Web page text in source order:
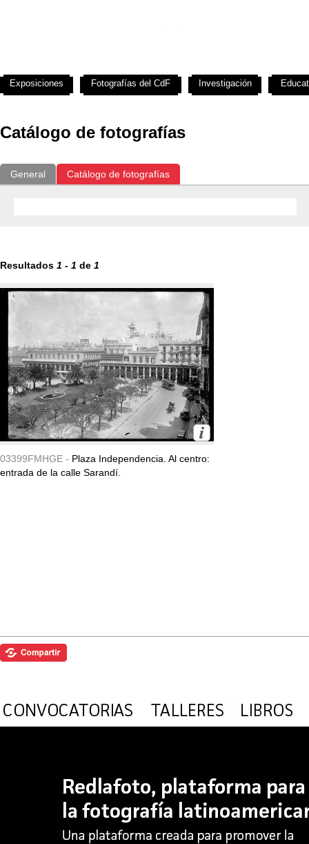
Catálogo de fotografías
General Catálogo de fotografías
Resultados 1 - 1 de 1
03399FMHGE - Plaza Independencia. Al centro:
entrada de la calle Sarandí.
Exposiciones Fotografías del CdF Investigación